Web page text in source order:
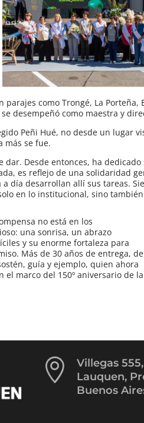
como Trongé, La
desempeñó como maestra y
Peñi Hué, no desde un lugar
más se fue.
Desde entonces, ha
es reflejo de una solidaridad
día desarrollan allí sus tareas.
en lo institucional, sino
no está en los
una sonrisa, un abrazo
y su enorme fortaleza para
Más de 30 años de entrega, de
guía y ejemplo, quien ahora
marco del 150º aniversario de la

Villegas
Lauquen,
Buenos